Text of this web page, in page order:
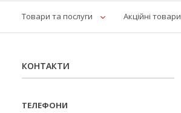
Товари та послуги Акційні товари
КОНТАКТИ